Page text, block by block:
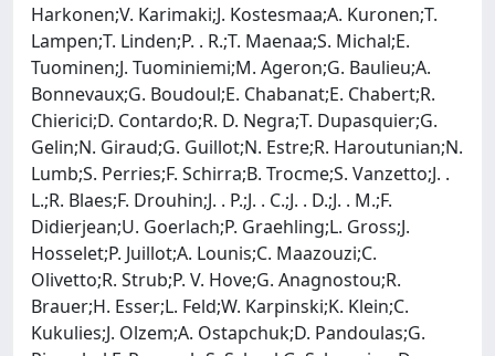
Harkonen;V. Karimaki;J. Kostesmaa;A. Kuronen;T.
Lampen;T. Linden;P. . R.;T. Maenaa;S. Michal;E.
Tuominen;J. Tuominiemi;M. Ageron;G. Baulieu;A.
Bonnevaux;G. Boudoul;E. Chabanat;E. Chabert;R.
Chierici;D. Contardo;R. D. Negra;T. Dupasquier;G.
Gelin;N. Giraud;G. Guillot;N. Estre;R. Haroutunian;N.
Lumb;S. Perries;F. Schirra;B. Trocme;S. Vanzetto;J. .
L.;R. Blaes;F. Drouhin;J. . P.;J. . C.;J. . D.;J. . M.;F.
Didierjean;U. Goerlach;P. Graehling;L. Gross;J.
Hosselet;P. Juillot;A. Lounis;C. Maazouzi;C.
Olivetto;R. Strub;P. V. Hove;G. Anagnostou;R.
Brauer;H. Esser;L. Feld;W. Karpinski;K. Klein;C.
Kukulies;J. Olzem;A. Ostapchuk;D. Pandoulas;G.